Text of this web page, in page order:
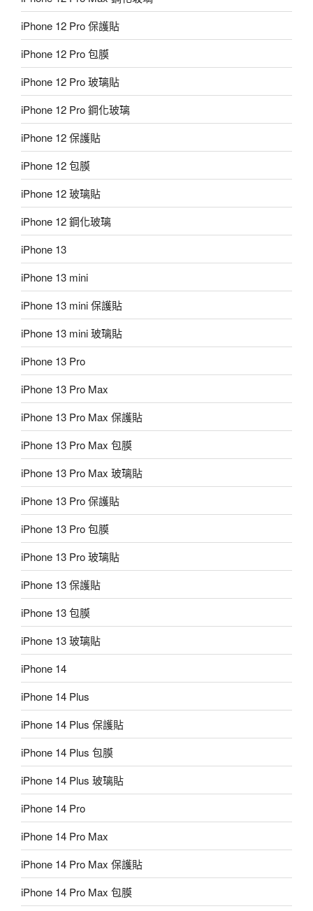
iPhone 12 Pro 保護貼
iPhone 12 Pro 包膜
iPhone 12 Pro 玻璃貼
iPhone 12 Pro 鋼化玻璃
iPhone 12 保護貼
iPhone 12 包膜
iPhone 12 玻璃貼
iPhone 12 鋼化玻璃
iPhone 13
iPhone 13 mini
iPhone 13 mini 保護貼
iPhone 13 mini 玻璃貼
iPhone 13 Pro
iPhone 13 Pro Max
iPhone 13 Pro Max 保護貼
iPhone 13 Pro Max 包膜
iPhone 13 Pro Max 玻璃貼
iPhone 13 Pro 保護貼
iPhone 13 Pro 包膜
iPhone 13 Pro 玻璃貼
iPhone 13 保護貼
iPhone 13 包膜
iPhone 13 玻璃貼
iPhone 14
iPhone 14 Plus
iPhone 14 Plus 保護貼
iPhone 14 Plus 包膜
iPhone 14 Plus 玻璃貼
iPhone 14 Pro
iPhone 14 Pro Max
iPhone 14 Pro Max 保護貼
iPhone 14 Pro Max 包膜